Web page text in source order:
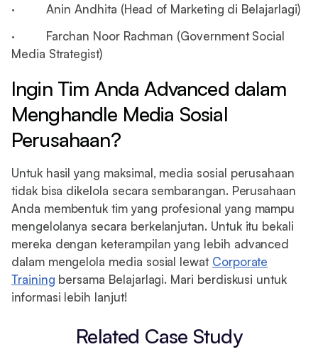
· Anin Andhita (Head of Marketing di Belajarlagi)
· Farchan Noor Rachman (Government Social
Media Strategist)
Ingin Tim Anda Advanced dalam
Menghandle Media Sosial
Perusahaan?
Untuk hasil yang maksimal, media sosial perusahaan
tidak bisa dikelola secara sembarangan. Perusahaan
Anda membentuk tim yang profesional yang mampu
mengelolanya secara berkelanjutan. Untuk itu bekali
mereka dengan keterampilan yang lebih advanced
dalam mengelola media sosial lewat Corporate
Training bersama Belajarlagi. Mari berdiskusi untuk
informasi lebih lanjut!
Related Case Study